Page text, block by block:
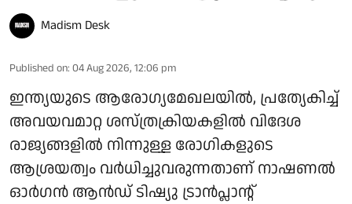
Madism Desk
Published on: 04 Aug 2026, 12:06 pm
ഇന്ത്യയുടെ ആരോഗ്യമേഖലയിൽ, പ്രത്യേകിച്ച്
അവയവമാറ്റ ശസ്ത്രക്രിയകളിൽ വിദേശ
രാജ്യങ്ങളിൽ നിന്നുള്ള രോഗികളുടെ
ആശ്രയത്വം വർധിച്ചുവരുന്നതാണ് നാഷണൽ
ഓർഗൻ ആൻഡ് ടിഷ്യു ട്രാൻപ്ലാന്റ്